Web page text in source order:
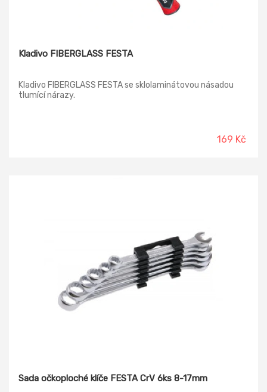
Kladivo FIBERGLASS FESTA
Kladivo FIBERGLASS FESTA se sklolaminátovou násadou
tlumící nárazy.
169 Kč
Sada očkoploché klíče FESTA CrV 6ks 8-17mm